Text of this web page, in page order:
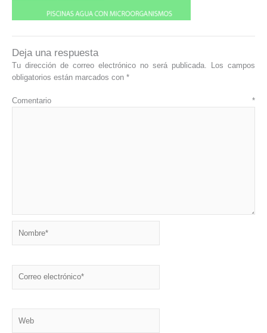
Deja una respuesta
Tu dirección de correo electrónico no será publicada.
Los campos
obligatorios están marcados con *
Comentario *
electrónico*